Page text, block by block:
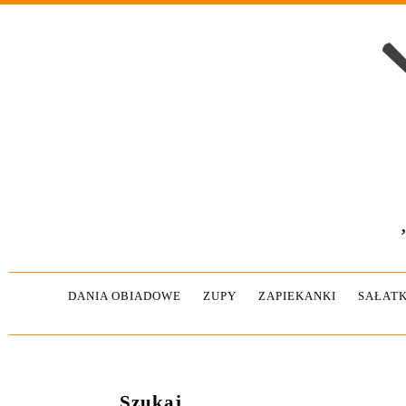
DANIA OBIADOWE ZUPY ZAPIEKANKI